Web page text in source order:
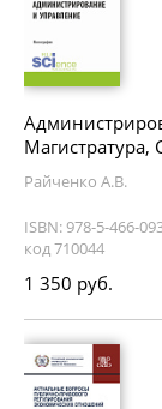
Магистратура,
Райченко А.В.
ISBN: 978-5-466-
код 710044
1 350 руб.